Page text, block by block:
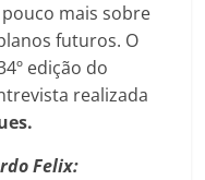
mais sobre
futuros. O
edição do
realizada
Felix: